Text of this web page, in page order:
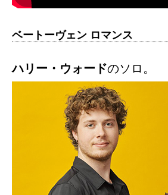
ベートーヴェン ロマンス
ハリー・ウォードのソロ。